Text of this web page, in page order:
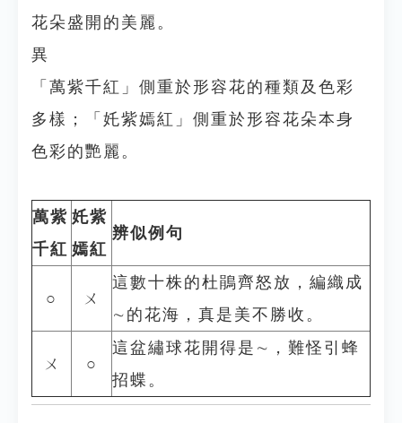
花朵盛開的美麗。
異
「萬紫千紅」側重於形容花的種類及色彩
多樣；「奼紫嫣紅」側重於形容花朵本身
色彩的艷麗。
萬紫
千紅
奼紫
嫣紅
辨似例句
○ ㄨ
這數十株的杜鵑齊怒放，編織成
∼的花海，真是美不勝收。
ㄨ ○
這盆繡球花開得是∼，難怪引蜂
招蝶。